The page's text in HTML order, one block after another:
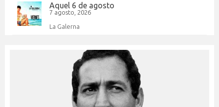
Aquel 6 de agosto
7 agosto, 2026
La Galerna